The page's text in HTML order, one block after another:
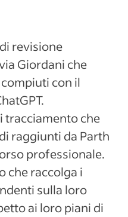
revisione
Giordani che
con il
tracciamento che
raggiunti da Parth
professionale.
che raccolga i
sulla loro
ai loro piani di